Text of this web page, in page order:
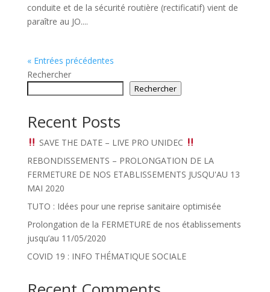
conduite et de la sécurité routière (rectificatif) vient de
paraître au JO....
« Entrées précédentes
Rechercher
Rechercher
Recent Posts
SAVE THE DATE – LIVE PRO UNIDEC
REBONDISSEMENTS – PROLONGATION DE LA
FERMETURE DE NOS ETABLISSEMENTS JUSQU'AU 13
MAI 2020
TUTO : Idées pour une reprise sanitaire optimisée
Prolongation de la FERMETURE de nos établissements
jusqu’au 11/05/2020
COVID 19 : INFO THÉMATIQUE SOCIALE